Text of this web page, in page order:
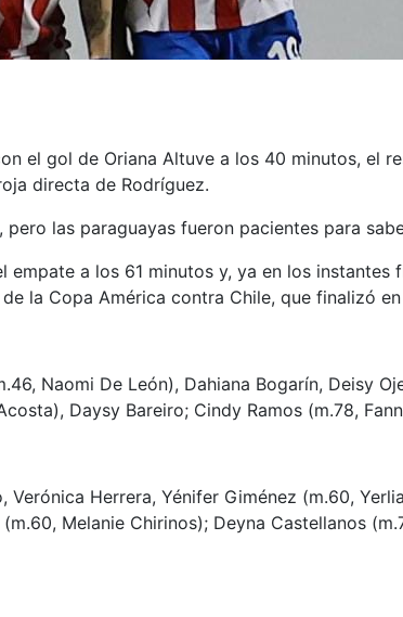
el gol de Oriana Altuve a los 40 minutos,
directa de Rodríguez.
las paraguayas fueron pacientes para
a los 61 minutos y, ya en los
la Copa América contra Chile, que finalizó
Naomi De León), Dahiana Bogarín, Deisy
Daysy Bareiro; Cindy Ramos (m.78,
Verónica Herrera, Yénifer Giménez (m.60,
Melanie Chirinos); Deyna Castellanos